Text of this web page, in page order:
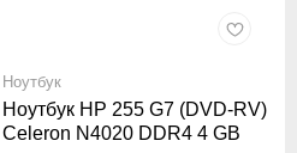
Ноутбук
Ноутбук HP 255 G7 (DVD-RV)
Celeron N4020 DDR4 4 GB